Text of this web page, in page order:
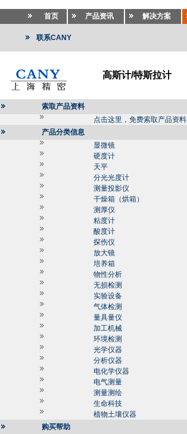
首页 产品资讯 解决方案
联系CANY
高斯计/特斯拉计
索取产品资料
点击这里，免费索取产品资料
产品分类信息
显微镜
硬度计
天平
分光光度计
测量投影仪
干燥箱（烘箱）
测厚仪
粘度计
酸度计
探伤仪
放大镜
培养箱
物性分析
无损检测
实验设备
气体检测
量具量仪
加工机械
环境检测
光学仪器
分析仪器
电化学仪器
电气测量
测量测绘
生命科技
植物土壤仪器
购买帮助